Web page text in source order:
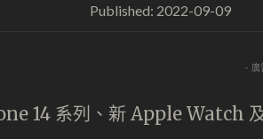
Published: 2022-09-09
- 廣
14 系列、新 Apple Watch